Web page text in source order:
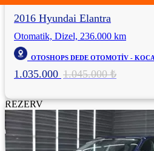
2016 Hyundai Elantra
Otomatik, Dizel, 236.000 km
OTOSHOPS DEDE OTOMOTİV -
1.035.000 1.045.000 ₺
REZERV